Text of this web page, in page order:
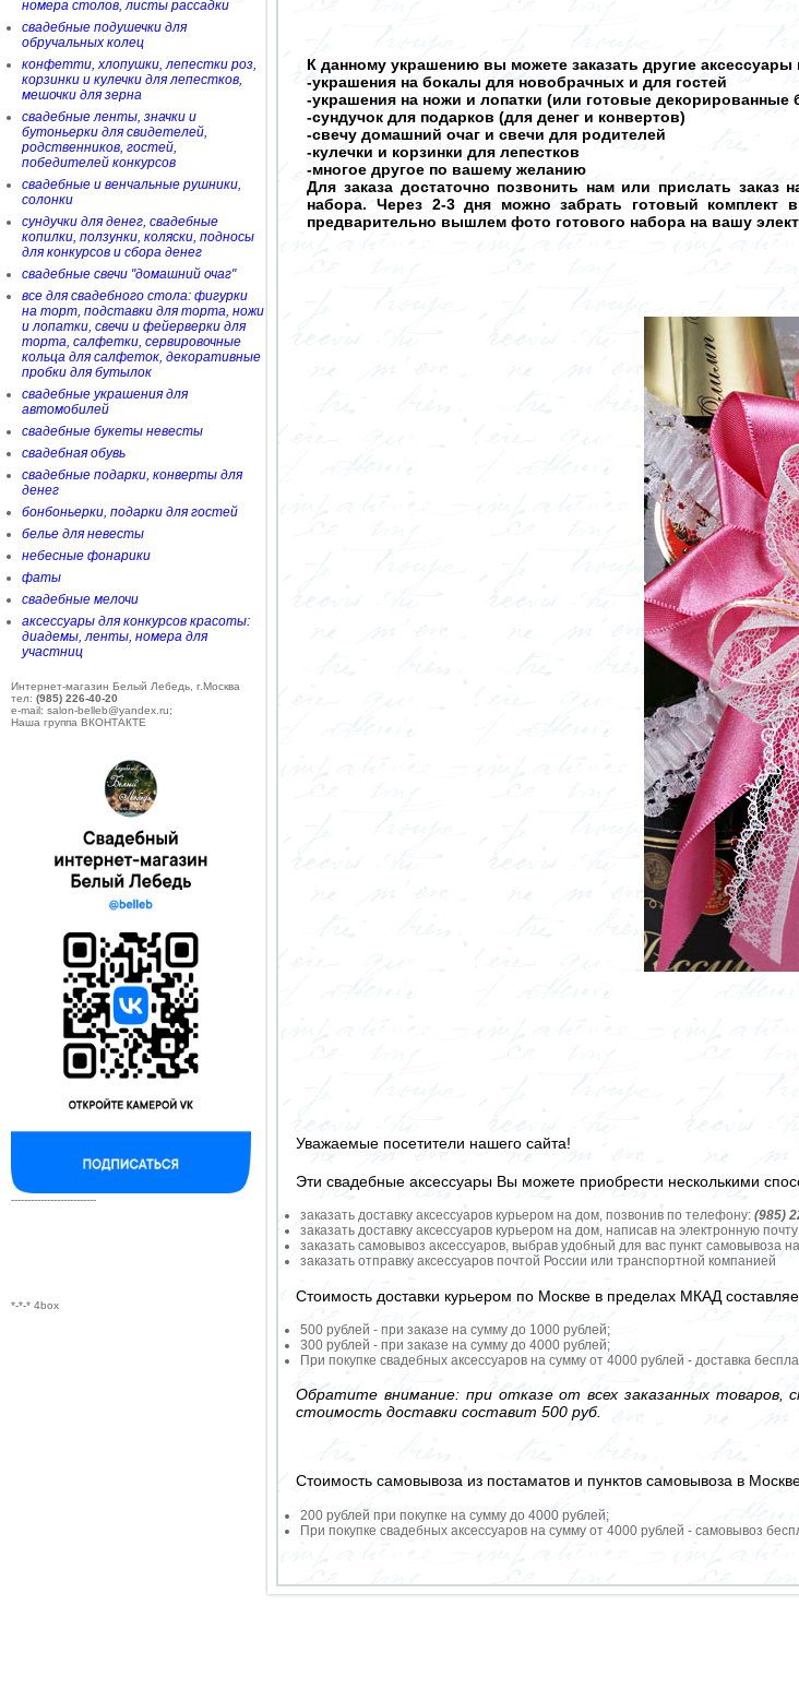
номера столов, листы рассадки
свадебные подушечки для
обручальных колец
конфетти, хлопушки, лепестки роз,
корзинки и кулечки для лепестков,
мешочки для зерна
свадебные ленты, значки и
бутоньерки для свидетелей,
родственников, гостей,
победителей конкурсов
свадебные и венчальные рушники,
солонки
сундучки для денег, свадебные
копилки, ползунки, коляски, подносы
для конкурсов и сбора денег
свадебные свечи "домашний очаг"
все для свадебного стола: фигурки
на торт, подставки для торта, ножи
и лопатки, свечи и фейерверки для
торта, салфетки, сервировочные
кольца для салфеток, декоративные
пробки для бутылок
свадебные украшения для
автомобилей
свадебные букеты невесты
свадебная обувь
свадебные подарки, конверты для
денег
бонбоньерки, подарки для гостей
белье для невесты
небесные фонарики
фаты
свадебные мелочи
аксессуары для конкурсов красоты:
диадемы, ленты, номера для
участниц
Интернет-магазин Белый Лебедь, г.Москва
тел: (985) 226-40-20
e-mail: salon-belleb@yandex.ru;
Наша группа ВКОНТАКТЕ
--------------------------
*-*-* 4box
К данному украшению вы можете заказать другие аксессуары
-украшения на бокалы для новобрачных и для гостей
-украшения на ножи и лопатки (или готовые декорированные
-сундучок для подарков (для денег и конвертов)
-свечу домашний очаг и свечи для родителей
-кулечки и корзинки для лепестков
-многое другое по вашему желанию
Для заказа достаточно позвонить нам или прислать
набора. Через 2-3 дня можно забрать готовый комплект
предварительно вышлем фото готового набора на вашу
Уважаемые посетители нашего сайта!
Эти свадебные аксессуары Вы можете приобрести несколькими
заказать доставку аксессуаров курьером на дом, позвонив по телефону: (985)
заказать доставку аксессуаров курьером на дом, написав на электронную
заказать самовывоз аксессуаров, выбрав удобный для вас пункт самовывоза
заказать отправку аксессуаров почтой России или транспортной компанией
Стоимость доставки курьером по Москве в пределах МКАД
500 рублей - при заказе на сумму до 1000 рублей;
300 рублей - при заказе на сумму до 4000 рублей;
При покупке свадебных аксессуаров на сумму от 4000 рублей - доставка
Обратите внимание: при отказе от всех заказанных товаров,
стоимость доставки составит 500 руб.
Стоимость самовывоза из постаматов и пунктов самовывоза в
200 рублей при покупке на сумму до 4000 рублей;
При покупке свадебных аксессуаров на сумму от 4000 рублей - самовывоз